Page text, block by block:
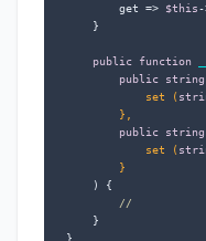
        get =>
$this-
    }
public function
public
string
            set (
        },
public
string
            set (
        }
)
{
//
    }
}